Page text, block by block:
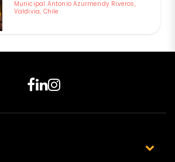
Municipal Antonio Azurmendy Riveros,
Valdivia, Chile